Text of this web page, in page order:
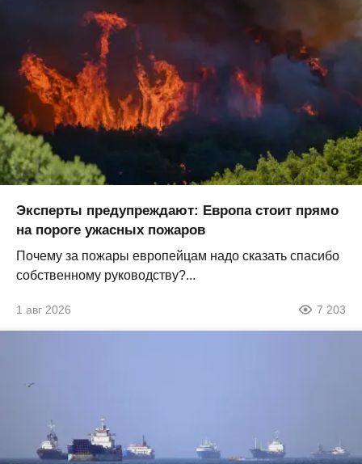
Эксперты предупреждают: Европа стоит прямо
на пороге ужасных пожаров
Почему за пожары европейцам надо сказать спасибо
собственному руководству?...
1 авг 2026 7 203